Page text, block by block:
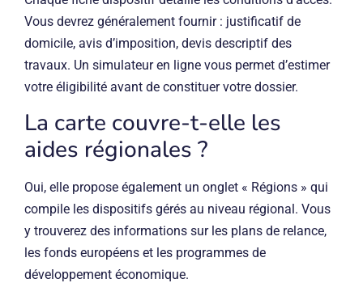
Vous devrez généralement fournir : justificatif de
domicile, avis d’imposition, devis descriptif des
travaux. Un simulateur en ligne vous permet d’estimer
votre éligibilité avant de constituer votre dossier.
La carte couvre-t-elle les
aides régionales ?
Oui, elle propose également un onglet « Régions » qui
compile les dispositifs gérés au niveau régional. Vous
y trouverez des informations sur les plans de relance,
les fonds européens et les programmes de
développement économique.